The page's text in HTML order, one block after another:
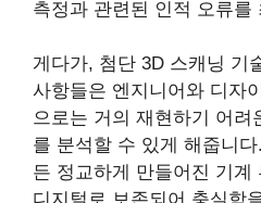
측정과 관련된 인적 오류를
게다가, 첨단 3D 스캐닝 기
사항들은 엔지니어와 디자
으로는 거의 재현하기 어려
를 분석할 수 있게 해줍니
든 정교하게 만들어진 기계